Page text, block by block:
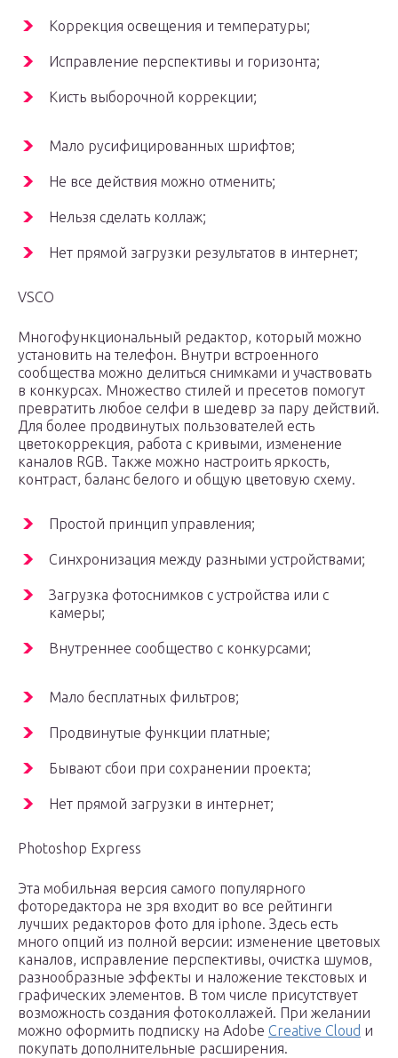
Коррекция освещения и температуры;
Исправление перспективы и горизонта;
Кисть выборочной коррекции;
Мало русифицированных шрифтов;
Не все действия можно отменить;
Нельзя сделать коллаж;
Нет прямой загрузки результатов в интернет;
VSCO
Многофункциональный редактор, который можно
установить на телефон. Внутри встроенного
сообщества можно делиться снимками и участвовать
в конкурсах. Множество стилей и пресетов помогут
превратить любое селфи в шедевр за пару действий.
Для более продвинутых пользователей есть
цветокоррекция, работа с кривыми, изменение
каналов RGB. Также можно настроить яркость,
контраст, баланс белого и общую цветовую схему.
Простой принцип управления;
Синхронизация между разными устройствами;
Загрузка фотоснимков с устройства или с
камеры;
Внутреннее сообщество с конкурсами;
Мало бесплатных фильтров;
Продвинутые функции платные;
Бывают сбои при сохранении проекта;
Нет прямой загрузки в интернет;
Photoshop Express
Эта мобильная версия самого популярного
фоторедактора не зря входит во все рейтинги
лучших редакторов фото для iphone. Здесь есть
много опций из полной версии: изменение цветовых
каналов, исправление перспективы, очистка шумов,
разнообразные эффекты и наложение текстовых и
графических элементов. В том числе присутствует
возможность создания фотоколлажей. При желании
можно оформить подписку на Adobe Creative Cloud и
покупать дополнительные расширения.